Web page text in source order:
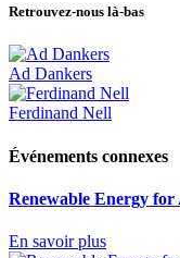
Retrouvez-nous là-bas
Ad Dankers
Ferdinand Nell
Événements connexes
Renewable Energy
En savoir plus